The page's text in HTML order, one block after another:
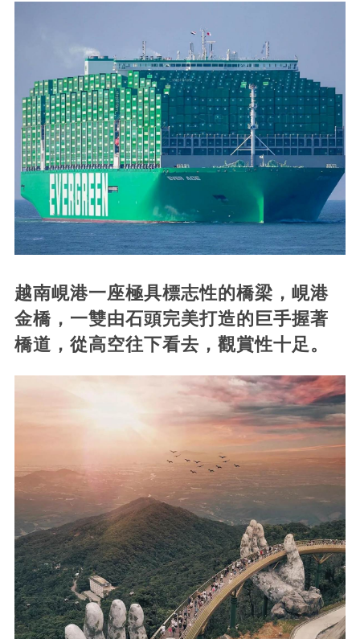
越南峴港一座極具標志性的橋梁，峴港
金橋，一雙由石頭完美打造的巨手握著
橋道，從高空往下看去，觀賞性十足。